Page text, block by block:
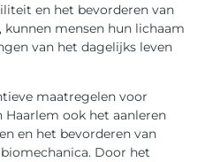
en het bevorderen van
kunnen mensen hun lichaam
van het dagelijks leven
maatregelen voor
Haarlem ook het aanleren
en het bevorderen van
Door het